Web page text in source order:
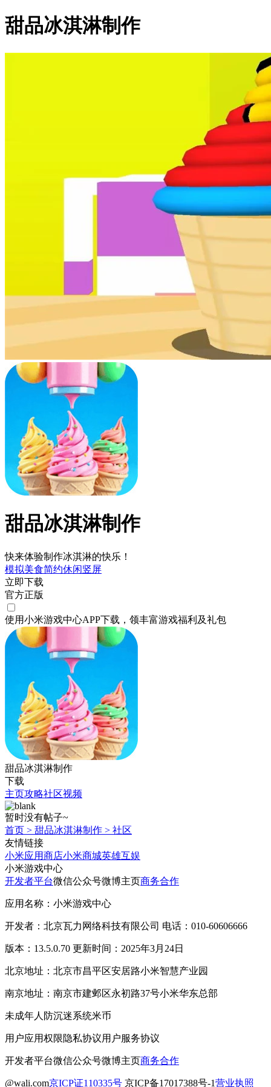
甜品冰淇淋制作
甜品冰淇淋制作
快来体验制作冰淇淋的快乐！
模拟美食简约休闲竖屏
立即下载
官方正版
使用小米游戏中心APP下载 ，领丰富游戏福利 及礼包
甜品冰淇淋制作
下载
主页攻略社区视频
暂时没有帖子~
首页 > 甜品冰淇淋制作 > 社区
友情链接
小米应用商店小米商城英雄互娱
小米游戏中心
开发者平台微信公众号微博主页商务合作
应用名称：小米游戏中心
开发者：北京瓦力网络科技有限公司 电话：010-60606666
版本：13.5.0.70 更新时间：2025年3月24日
北京地址：北京市昌平区安居路小米智慧产业园
南京地址：南京市建邺区永初路37号小米华东总部
未成年人防沉迷系统米币
用户应用权限隐私协议用户服务协议
开发者平台微信公众号微博主页商务合作
@wali.com京ICP证110335号 京ICP备17017388号-1营业执照